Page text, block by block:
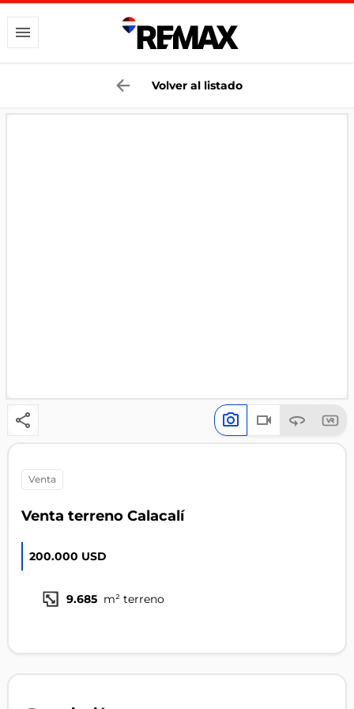
Volver al listado
venta
Venta terreno Calacalí
200.000 USD
9.685 m² terreno